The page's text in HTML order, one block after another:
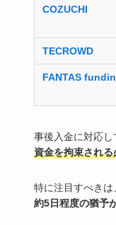
COZUCHI
TECROWD
FANTAS
事後入金に対応し
資金を拘束され
特に注目すべきは
約5日程度の猶予